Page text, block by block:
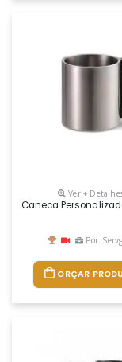
Ver +
Caneca
Por:
ORÇAR